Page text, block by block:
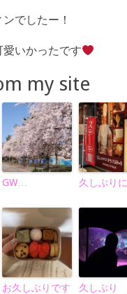
でしたー！
いかったです
my site
GW… 久しぶりに
お久しぶりです 久しぶり